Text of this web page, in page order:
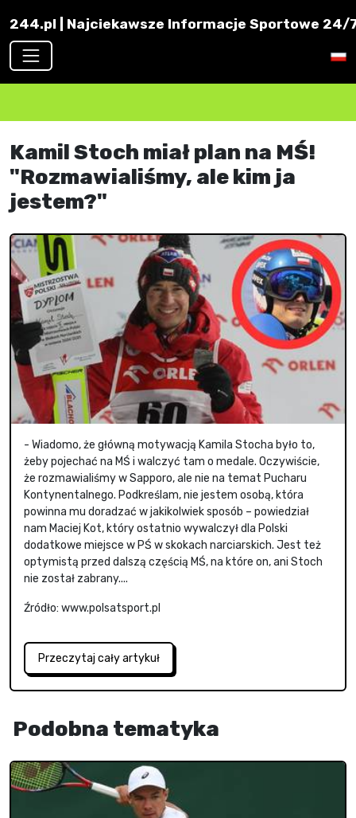
244.pl | Najciekawsze Informacje Sportowe 24/
Kamil Stoch miał plan na MŚ!
"Rozmawialiśmy, ale kim ja
jestem?"
- Wiadomo, że główną motywacją Kamila Stocha było to,
żeby pojechać na MŚ i walczyć tam o medale. Oczywiście,
że rozmawialiśmy w Sapporo, ale nie na temat Pucharu
Kontynentalnego. Podkreślam, nie jestem osobą, która
powinna mu doradzać w jakikolwiek sposób – powiedział
nam Maciej Kot, który ostatnio wywalczył dla Polski
dodatkowe miejsce w PŚ w skokach narciarskich. Jest też
optymistą przed dalszą częścią MŚ, na które on, ani Stoch
nie został zabrany....
Źródło: www.polsatsport.pl
Przeczytaj cały artykuł
Podobna tematyka